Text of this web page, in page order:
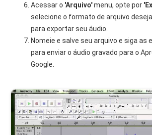
Acessar o 'Arquivo'menu, opte por
selecione o formato de arquivo
para exportar seu áudio.
Nomeie e salve seu arquivo e siga as
para enviar o áudio gravado para o
Google.